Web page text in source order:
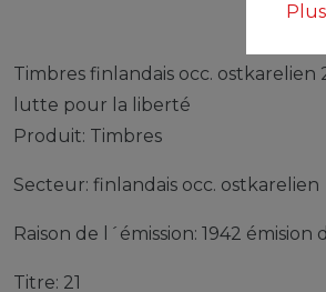
Timbres finlandais occ. ostkarelien
lutte pour la liberté
Produit: Timbres
Secteur: finlandais occ. ostkarelien
Raison de l´émission: 1942
Titre: 21